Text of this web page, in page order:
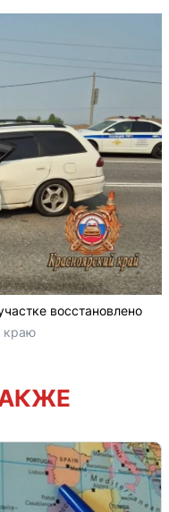
восстановлено
краю